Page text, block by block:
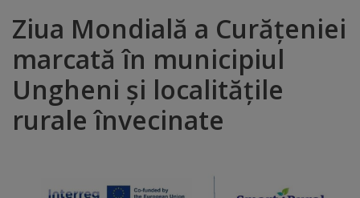
brand
Orașe
înfrățite
Distincții
Ziua Mondială a Curățeniei
marcată în municipiul
Ungheni și localitățile
rurale învecinate